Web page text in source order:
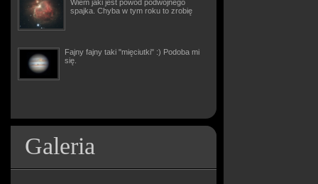
Wiem jaki jest powód podwójnego
spajka. Chyba w tym roku to zrobię
Fajny fajny taki "mięciutki" :) Podoba mi
się.
Galeria